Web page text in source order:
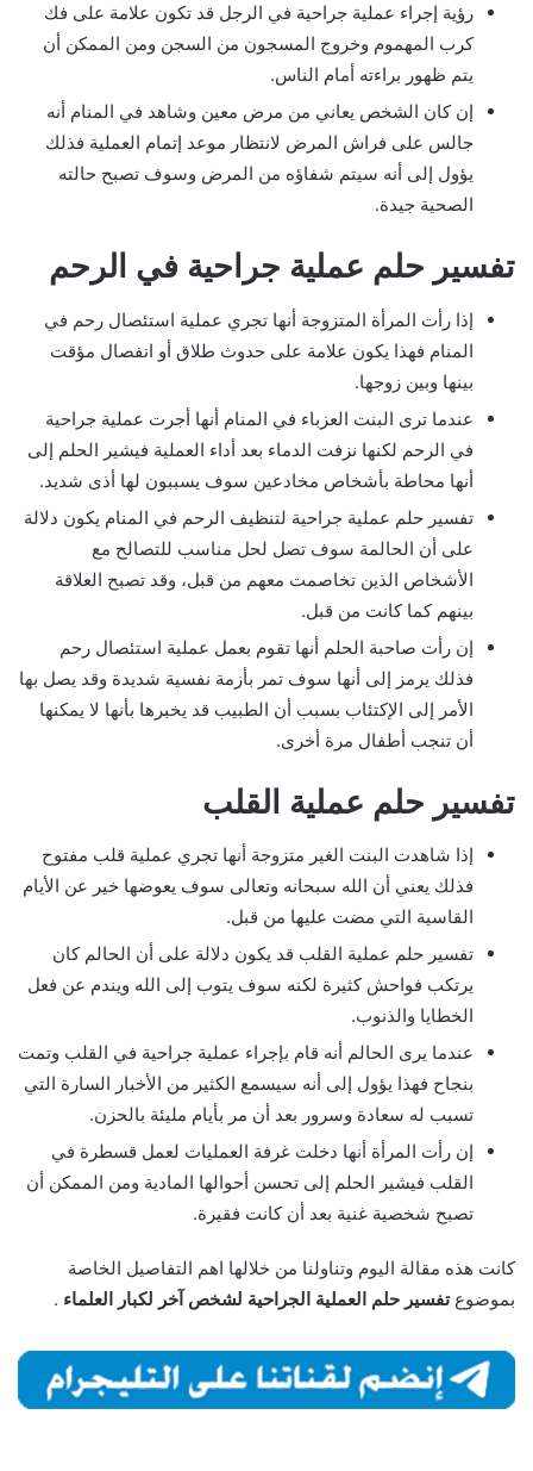
رؤية إجراء عملية جراحية في الرجل قد تكون علامة على فك
كرب المهموم وخروج المسجون من السجن ومن الممكن أن
يتم ظهور براءته أمام الناس.
إن كان الشخص يعاني من مرض معين وشاهد في المنام أنه
جالس على فراش المرض لانتظار موعد إتمام العملية فذلك
يؤول إلى أنه سيتم شفاؤه من المرض وسوف تصبح حالته
الصحية جيدة.
تفسير حلم عملية جراحية في الرحم
إذا رأت المرأة المتزوجة أنها تجري عملية استئصال رحم في
المنام فهذا يكون علامة على حدوث طلاق أو انفصال مؤقت
بينها وبين زوجها.
عندما ترى البنت العزباء في المنام أنها أجرت عملية جراحية
في الرحم لكنها نزفت الدماء بعد أداء العملية فيشير الحلم إلى
أنها محاطة بأشخاص مخادعين سوف يسببون لها أذى شديد.
تفسير حلم عملية جراحية لتنظيف الرحم في المنام يكون دلالة
على أن الحالمة سوف تصل لحل مناسب للتصالح مع
الأشخاص الذين تخاصمت معهم من قبل، وقد تصبح العلاقة
بينهم كما كانت من قبل.
إن رأت صاحبة الحلم أنها تقوم بعمل عملية استئصال رحم
فذلك يرمز إلى أنها سوف تمر بأزمة نفسية شديدة وقد يصل بها
الأمر إلى الإكتئاب بسبب أن الطبيب قد يخبرها بأنها لا يمكنها
أن تنجب أطفال مرة أخرى.
تفسير حلم عملية القلب
إذا شاهدت البنت الغير متزوجة أنها تجري عملية قلب مفتوح
فذلك يعني أن الله سبحانه وتعالى سوف يعوضها خير عن الأيام
القاسية التي مضت عليها من قبل.
تفسير حلم عملية القلب قد يكون دلالة على أن الحالم كان
يرتكب فواحش كثيرة لكنه سوف يتوب إلى الله ويندم عن فعل
الخطايا والذنوب.
عندما يرى الحالم أنه قام بإجراء عملية جراحية في القلب وتمت
بنجاح فهذا يؤول إلى أنه سيسمع الكثير من الأخبار السارة التي
تسبب له سعادة وسرور بعد أن مر بأيام مليئة بالحزن.
إن رأت المرأة أنها دخلت غرفة العمليات لعمل قسطرة في
القلب فيشير الحلم إلى تحسن أحوالها المادية ومن الممكن أن
تصبح شخصية غنية بعد أن كانت فقيرة.
كانت هذه مقالة اليوم وتناولنا من خلالها اهم التفاصيل الخاصة
بموضوعتفسير حلم العملية الجراحية لشخص آخر لكبار العلماء .